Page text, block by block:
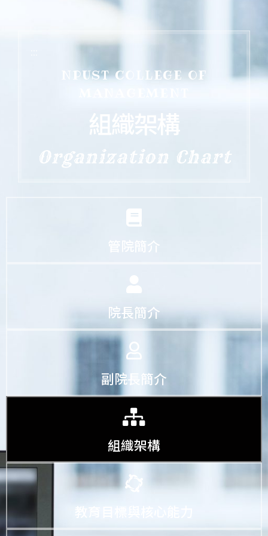
NPUST COLLEGE OF
組織架構
Organization Chart
管院簡介
院長簡介
副院長簡介
組織架構